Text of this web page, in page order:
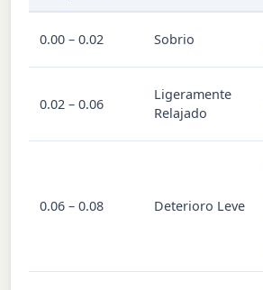
0.00 – 0.02 Sobrio
0.02 – 0.06
Ligeramente
Relajado
0.06 – 0.08 Deterioro Leve